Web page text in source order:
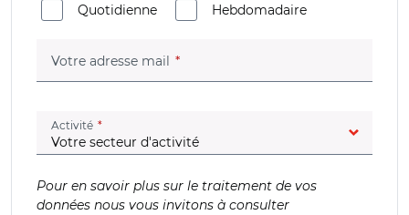
Quotidienne
Hebdomadaire
Votre adresse mail (champ obligatoire)
Activité (champ obligatoire)
Pour en savoir plus sur le traitement de vos
données nous vous invitons à consulter